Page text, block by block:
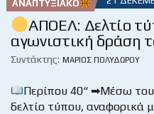
ΑΝΑΠΤΥΞΙΑΚΌ
ΑΠΟΕΛ: Δελτίο
αγωνιστική δράση
Συντάκτης: ΜΆΡΙΟΣ ΠΟΛΥΔΏΡΟΥ
Περίπου 40“ ➡Μέσω του
δελτίο τύπου, αναφορικά